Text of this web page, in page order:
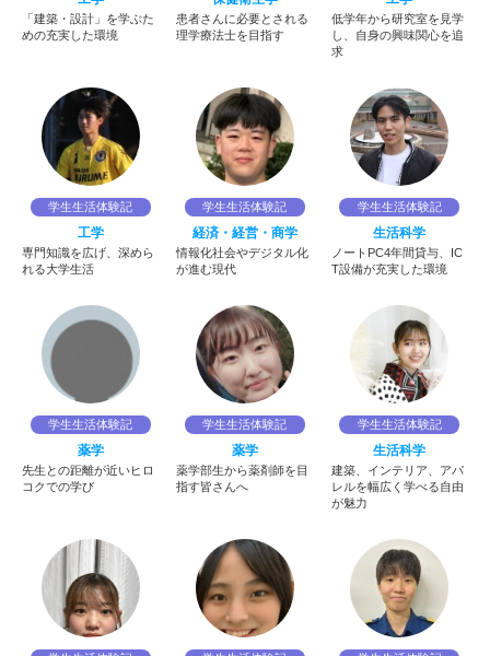
「建築・設計」を学ぶた
めの充実した環境
患者さんに必要とされる
理学療法士を目指す
低学年から研究室を見学
し、自身の興味関心を追
求
学生生活体験記
工学
専門知識を広げ、深めら
れる大学生活
学生生活体験記
経済・経営・商学
情報化社会やデジタル化
が進む現代
学生生活体験記
生活科学
ノートPC4年間貸与、IC
T設備が充実した環境
学生生活体験記
薬学
先生との距離が近いヒロ
コクでの学び
学生生活体験記
薬学
薬学部生から薬剤師を目
指す皆さんへ
学生生活体験記
生活科学
建築、インテリア、アパ
レルを幅広く学べる自由
が魅力